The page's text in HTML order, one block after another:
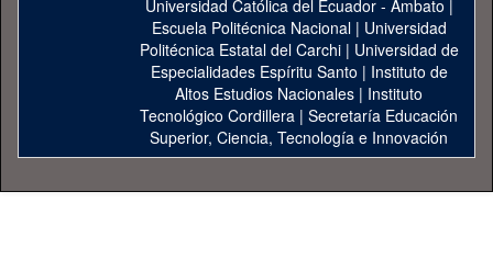
Universidad Católica del Ecuador - Ambato |
Escuela Politécnica Nacional| Universidad
Politécnica Estatal del Carchi| Universidad de
Especialidades Espíritu Santo | Instituto de
Altos Estudios Nacionales | Instituto
Tecnológico Cordillera | Secretaría Educación
Superior, Ciencia, Tecnología e Innovación